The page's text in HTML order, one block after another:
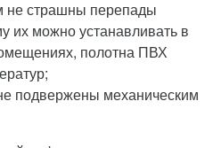
не страшны перепады
их можно устанавливать в
полотна ПВХ
подвержены механическим